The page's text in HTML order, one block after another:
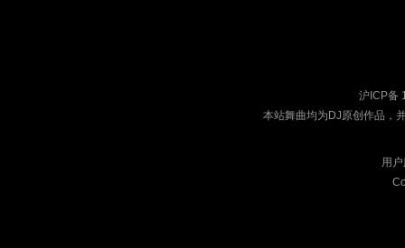
沪ICP备
本站舞曲均为DJ原创作品，
用